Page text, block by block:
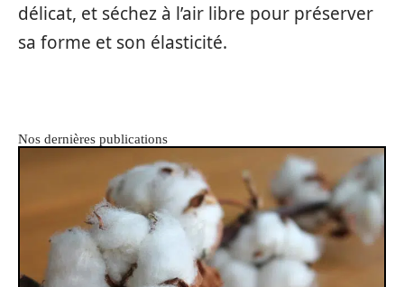
délicat, et séchez à l’air libre pour préserver
sa forme et son élasticité.
Nos dernières publications